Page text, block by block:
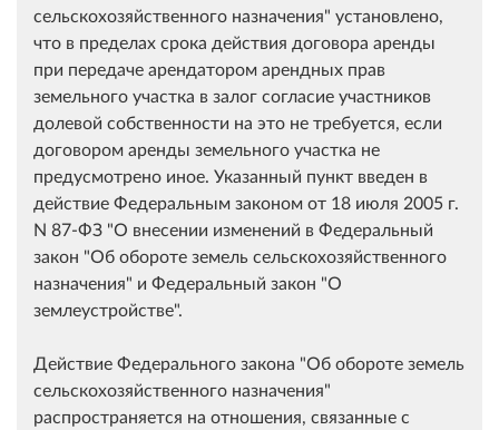
сельскохозяйственного назначения" установлено,
что в пределах срока действия договора аренды
при передаче арендатором арендных прав
земельного участка в залог согласие участников
долевой собственности на это не требуется, если
договором аренды земельного участка не
предусмотрено иное. Указанный пункт введен в
действие Федеральным законом от 18 июля 2005 г.
N 87-ФЗ "О внесении изменений в Федеральный
закон "Об обороте земель сельскохозяйственного
назначения" и Федеральный закон "О
землеустройстве".
Действие Федерального закона "Об обороте земель
сельскохозяйственного назначения"
распространяется на отношения, связанные с